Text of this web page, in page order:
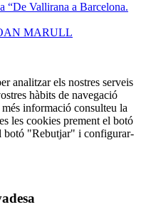
“De Vallirana a Barcelona.
MARULL
analitzar els nostres serveis
hàbits de navegació
informació consulteu la
les cookies prement el botó
botó "Rebutjar" i configurar-